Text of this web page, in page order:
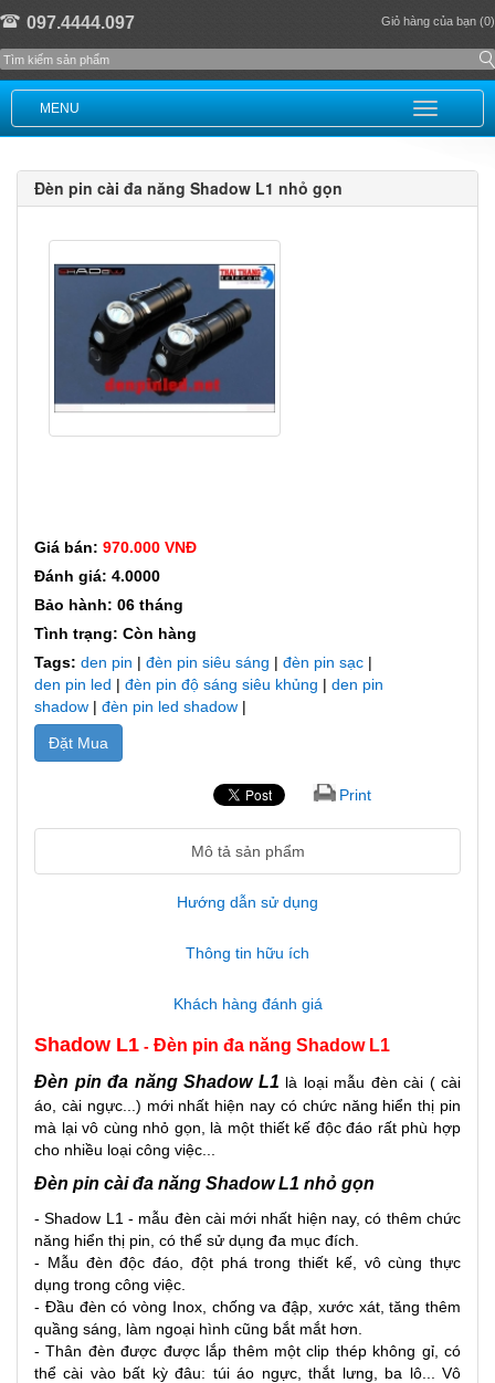
097.4444.097 Giỏ hàng của bạn (0)
MENU
Đèn pin cài đa năng Shadow L1 nhỏ gọn
Giá bán: 970.000 VNĐ
Đánh giá: 4.0000
Bảo hành: 06 tháng
Tình trạng: Còn hàng
Tags: den pin | đèn pin siêu sáng | đèn pin sạc |
den pin led | đèn pin độ sáng siêu khủng | den pin
shadow | đèn pin led shadow |
Đặt Mua
Print
Mô tả sản phẩm
Hướng dẫn sử dụng
Thông tin hữu ích
Khách hàng đánh giá
Shadow L1 - Đèn pin đa năng Shadow L1
Đèn pin đa năng Shadow L1 là loại mẫu đèn cài ( cài
áo, cài ngực...) mới nhất hiện nay có chức năng hiển thị pin
mà lại vô cùng nhỏ gọn, là một thiết kế độc đáo rất phù hợp
cho nhiều loại công việc...
Đèn pin cài đa năng Shadow L1 nhỏ gọn
- Shadow L1 - mẫu đèn cài mới nhất hiện nay, có thêm chức
năng hiển thị pin, có thể sử dụng đa mục đích.
- Mẫu đèn độc đáo, đột phá trong thiết kế, vô cùng thực
dụng trong công việc.
- Đầu đèn có vòng Inox, chống va đập, xước xát, tăng thêm
quầng sáng, làm ngoại hình cũng bắt mắt hơn.
- Thân đèn được được lắp thêm một clip thép không gỉ, có
thể cài vào bất kỳ đâu: túi áo ngực, thắt lưng, ba lô... Vô